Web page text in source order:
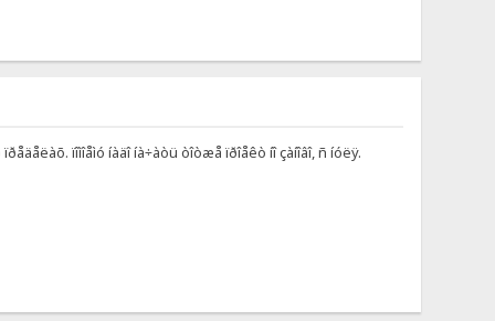
ïîìîåìó íàäî íà÷àòü òîòæå ïðîåêò íî çàíîâî, ñ íóëÿ.